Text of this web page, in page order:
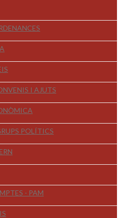
I AJUTS
POLÍTICS
- PAM